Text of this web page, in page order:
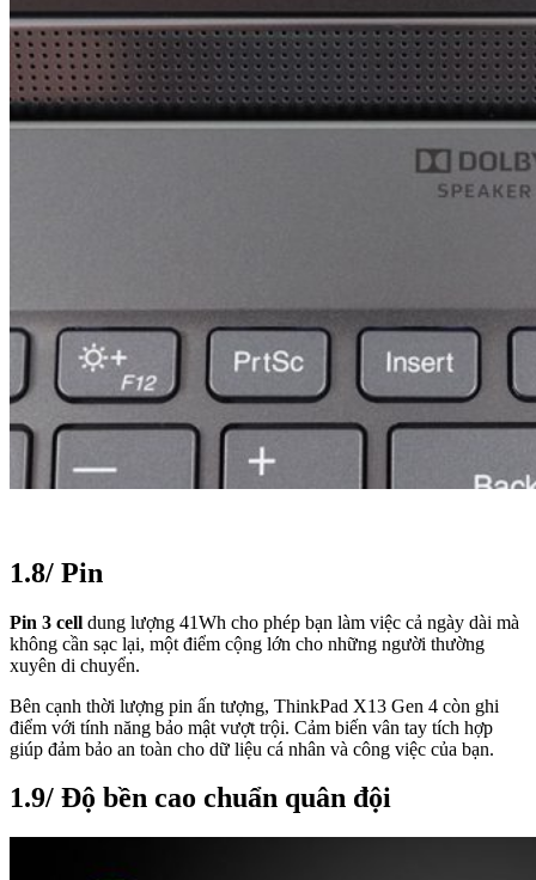
1.8/ Pin
Pin 3 cell dung lượng 41Wh cho phép bạn làm việc cả ngày dài mà
không cần sạc lại, một điểm cộng lớn cho những người thường
xuyên di chuyển.
Bên cạnh thời lượng pin ấn tượng, ThinkPad X13 Gen 4 còn ghi
điểm với tính năng bảo mật vượt trội. Cảm biến vân tay tích hợp
giúp đảm bảo an toàn cho dữ liệu cá nhân và công việc của bạn.
1.9/ Độ bền cao chuẩn quân đội